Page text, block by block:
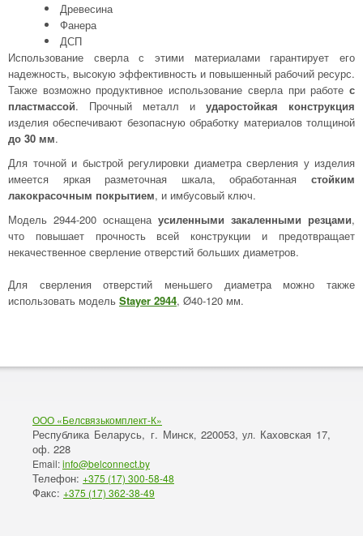
Древесина
Фанера
ДСП
Использование сверла с этими материалами гарантирует его
надежность, высокую эффективность и повышенный рабочий ресурс.
Также возможно продуктивное использование сверла при работе с
пластмассой. Прочный металл и ударостойкая конструкция
изделия обеспечивают безопасную обработку материалов толщиной
до 30 мм.
Для точной и быстрой регулировки диаметра сверления у изделия
имеется яркая разметочная шкала, обработанная стойким
лакокрасочным покрытием, и имбусовый ключ.
Модель 2944-200 оснащена усиленными закаленными резцами,
что повышает прочность всей конструкции и предотвращает
некачественное сверление отверстий больших диаметров.
Для сверления отверстий меньшего диаметра можно также
использовать модель Stayer 2944, Ø40-120 мм.
ООО «Белсвязькомплект-К»
Республика Беларусь, г. Минск, 220053, ул. Каховская 17,
оф. 228
Email:info@belconnect.by
Телефон: +375 (17) 300-58-48
Факс: +375 (17) 362-38-49